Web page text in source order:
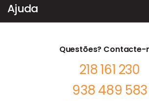
Ajuda
Questões? Contacte-
218 161 230
938 489 583